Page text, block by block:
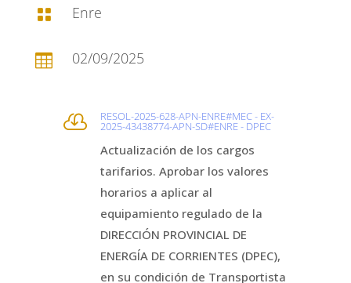
 Enre
 02/09/2025
 RESOL-2025-628-APN-ENRE#MEC - EX-
2025-43438774-APN-SD#ENRE - DPEC
Actualización de los cargos
tarifarios. Aprobar los valores
horarios a aplicar al
equipamiento regulado de la
DIRECCIÓN PROVINCIAL DE
ENERGÍA DE CORRIENTES (DPEC),
en su condición de Transportista